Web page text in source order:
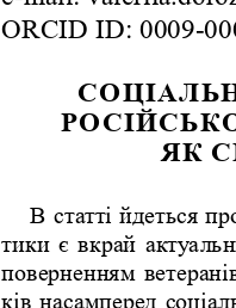
ORCID ID: 0009-
ЯК
В статті йдеться
тики є вкрай
поверненням
ків насамперед